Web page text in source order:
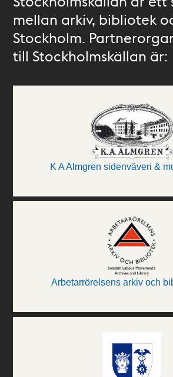
mellan arkiv, bibliotek
Stockholm.
till Stockholmskällan är:
K A Almgren sidenväveri &
Arbetarrörelsens arkiv och